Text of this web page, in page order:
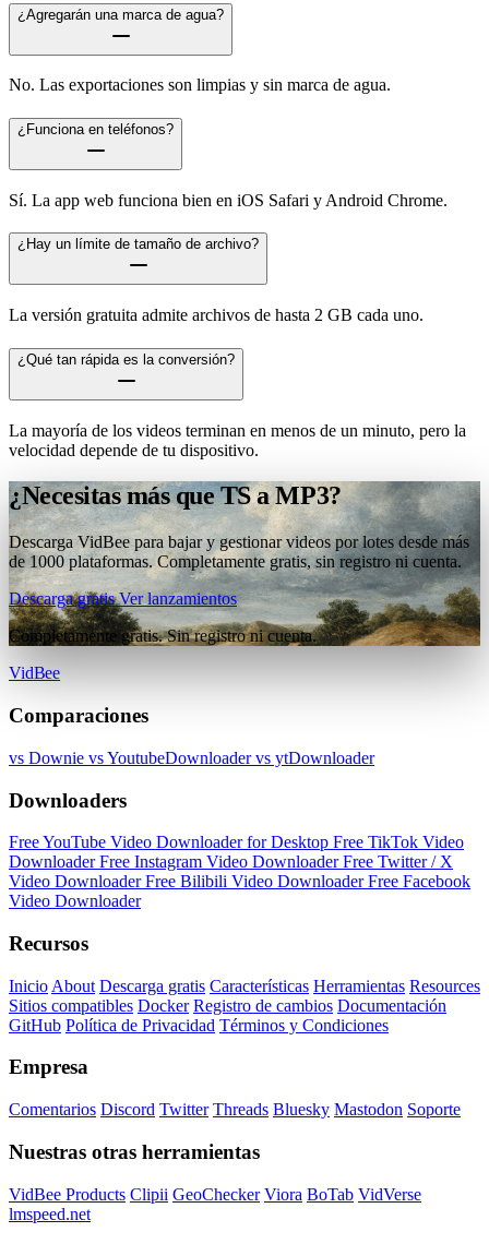
¿Agregarán una marca de agua?
No. Las exportaciones son limpias y sin marca de agua.
¿Funciona en teléfonos?
Sí. La app web funciona bien en iOS Safari y Android Chrome.
¿Hay un límite de tamaño de archivo?
La versión gratuita admite archivos de hasta 2 GB cada uno.
¿Qué tan rápida es la conversión?
La mayoría de los videos terminan en menos de un minuto, pero la
velocidad depende de tu dispositivo.
¿Necesitas más que TS a MP3?
Descarga VidBee para bajar y gestionar videos por lotes desde más
de 1000 plataformas. Completamente gratis, sin registro ni cuenta.
Descarga gratisVer lanzamientos
Completamente gratis. Sin registro ni cuenta.
VidBee
Comparaciones
vs Downie vs YoutubeDownloadervs ytDownloader
Downloaders
Free YouTube Video Downloader for Desktop Free TikTok Video
DownloaderFree Instagram Video DownloaderFree Twitter / X
Video DownloaderFree Bilibili Video DownloaderFree Facebook
Video Downloader
Recursos
Inicio About Descarga gratis Características Herramientas Resources
Sitios compatibles Docker Registro de cambios Documentación
GitHub Política de Privacidad Términos y Condiciones
Empresa
Comentarios Discord Twitter Threads Bluesky Mastodon Soporte
Nuestras otras herramientas
VidBee Products Clipii GeoChecker Viora BoTab VidVerse
lmspeed.net